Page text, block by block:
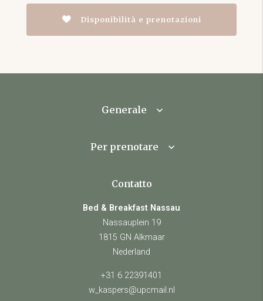
Disponibilità e prenotazioni
Generale
Per prenotare
Contatto
Bed & Breakfast Nassau
Nassauplein 19
1815 GN Alkmaar
Nederland
+31 6 22391401
w_kaspers@upcmail.nl